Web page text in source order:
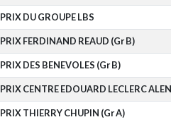
PRIX DU GROUPE LBS
PRIX FERDINAND REAUD (Gr B)
PRIX DES BENEVOLES (Gr B)
PRIX CENTRE EDOUARD LECLERC
PRIX THIERRY CHUPIN (Gr A)